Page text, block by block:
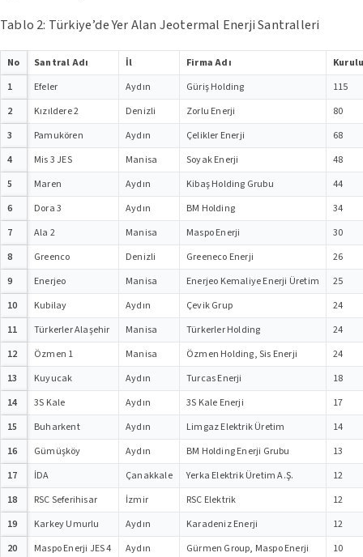
Tablo 2: Türkiye’de Yer Alan Jeotermal Enerji Santralleri
No Santral Adı İl Firma Adı
1
Efeler Aydın Güriş Holding
115
2
Kızıldere 2 Denizli Zorlu Enerji
80
3
Pamukören Aydın Çelikler Enerji
68
4
Mis 3 JES Manisa Soyak Enerji
48
5
Maren Aydın Kibaş Holding Grubu
44
6
Dora 3 Aydın BM Holding
34
7
Ala 2 Manisa Maspo Enerji
30
8
Greenco Denizli Greeneco Enerji
26
9
Enerjeo Manisa Enerjeo Kemaliye Enerji Üretim
25
10
Kubilay Aydın Çevik Grup
24
11
Türkerler Alaşehir Manisa Türkerler Holding
24
12
Özmen 1 Manisa Özmen Holding, Sis Enerji
24
13
Kuyucak Aydın Turcas Enerji
18
14
3S Kale Aydın 3S Kale Enerji
17
15
Buharkent Aydın Limgaz Elektrik Üretim
14
16
Gümüşköy Aydın BM Holding Enerji Grubu
13
17
İDA Çanakkale Yerka Elektrik Üretim A.Ş.
12
18
RSC Seferihisar İzmir RSC Elektrik
12
19
Karkey Umurlu Aydın Karadeniz Enerji
12
20
Maspo Enerji JES 4 Aydın Gürmen Group, Maspo Enerji
10